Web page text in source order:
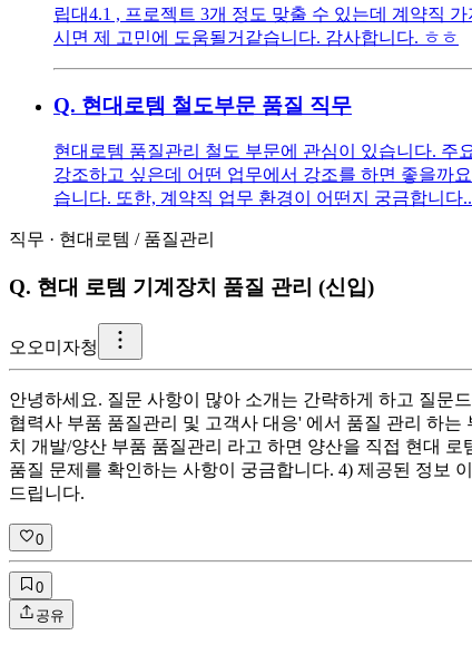
립대4.1 , 프로젝트 3개 정도 맞출 수 있는데 계약직
시면 제 고민에 도움될거같습니다. 감사합니다. ㅎㅎ
Q. 현대로템 철도부문 품질 직무
현대로템 품질관리 철도 부문에 관심이 있습니다. 주
강조하고 싶은데 어떤 업무에서 강조를 하면 좋을까
습니다. 또한, 계약직 업무 환경이 어떤지 궁금합니
직무 · 현대로템 / 품질관리
Q. 현대 로템 기계장치 품질 관리 (신입)
오 오미자청
안녕하세요. 질문 사항이 많아 소개는 간략하게 하고 질문
협력사 부품 품질관리 및 고객사 대응' 에서 품질 관리 하
치 개발/양산 부품 품질관리 라고 하면 양산을 직접 현대
품질 문제를 확인하는 사항이 궁금합니다. 4) 제공된 정보
드립니다.
0
0
공유